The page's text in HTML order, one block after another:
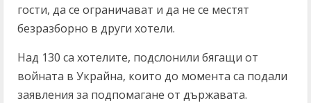
гости, да се ограничават и да не се местят
безразборно в други хотели.
Над 130 са хотелите, подслонили бягащи от
войната в Украйна, които до момента са подали
заявления за подпомагане от държавата.